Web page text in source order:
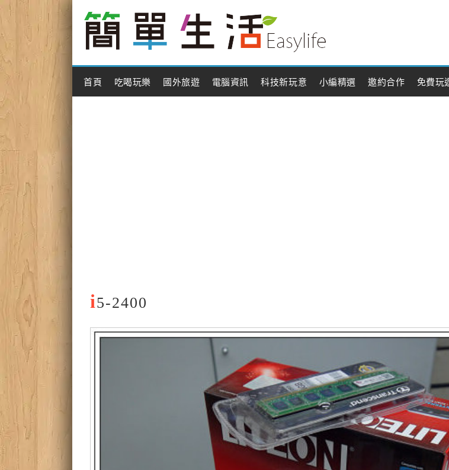
Main Menu
首頁 吃喝玩樂 國外旅遊 電腦資訊 科技新玩意 小編精選 邀約合作 免費玩
i5-2400